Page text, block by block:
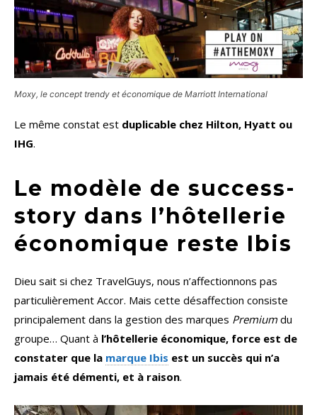
Moxy, le concept trendy et économique de Marriott International
Le même constat est duplicable chez Hilton, Hyatt ou
IHG.
Le modèle de success-
story dans l’hôtellerie
économique reste Ibis
Dieu sait si chez TravelGuys, nous n’affectionnons pas
particulièrement Accor. Mais cette désaffection consiste
principalement dans la gestion des marques Premiumdu
groupe… Quant à l’hôtellerie économique, force est de
constater que la marque Ibis est un succès qui n’a
jamais été démenti, et à raison.